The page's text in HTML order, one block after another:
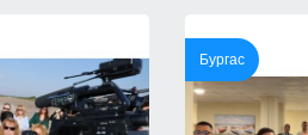
Бургас
политици се запознаят
преди да коментират
СОФИЯ-ОБЛАСТ